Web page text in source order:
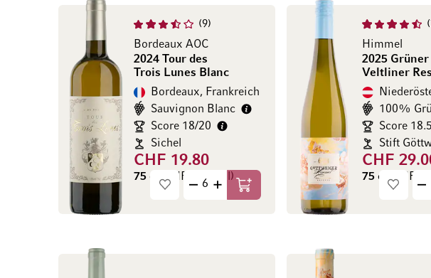
9
Bordeaux AOC
2024 Tour des
Trois Lunes Blanc
Bordeaux, Frankreich
Sauvignon Blanc
Score 18/20
Sichel
CHF 19.80
75 cl (CHF 26.40 / l)
In den Warenkorb
Himmel
2025 Grüner
Veltliner
Score
Stift
CHF
75 cl (CHF